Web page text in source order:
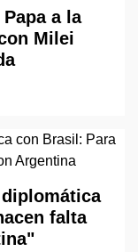
a la
Milei
falta